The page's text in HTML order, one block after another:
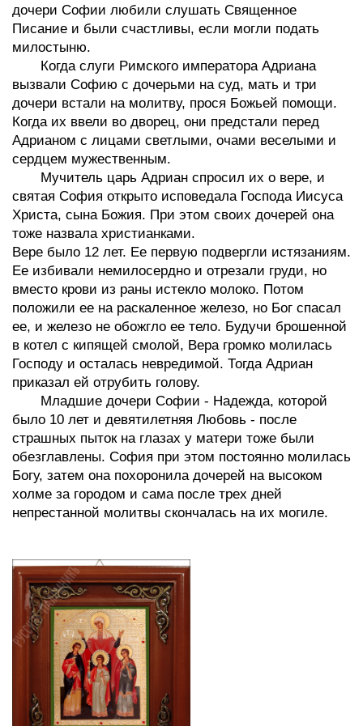
дочери Софии любили слушать Священное
Писание и были счастливы, если могли подать
милостыню.
Когда слуги Римского императора Адриана
вызвали Софию с дочерьми на суд, мать и три
дочери встали на молитву, прося Божьей помощи.
Когда их ввели во дворец, они предстали перед
Адрианом с лицами светлыми, очами веселыми и
сердцем мужественным.
Мучитель царь Адриан спросил их о вере, и
святая София открыто исповедала Господа Иисуса
Христа, сына Божия. При этом своих дочерей она
тоже назвала христианками.
Вере было 12 лет. Ее первую подвергли истязаниям.
Ее избивали немилосердно и отрезали груди, но
вместо крови из раны истекло молоко. Потом
положили ее на раскаленное железо, но Бог спасал
ее, и железо не обожгло ее тело. Будучи брошенной
в котел с кипящей смолой, Вера громко молилась
Господу и осталась невредимой. Тогда Адриан
приказал ей отрубить голову.
Младшие дочери Софии - Надежда, которой
было 10 лет и девятилетняя Любовь - после
страшных пыток на глазах у матери тоже были
обезглавлены. София при этом постоянно молилась
Богу, затем она похоронила дочерей на высоком
холме за городом и сама после трех дней
непрестанной молитвы скончалась на их могиле.